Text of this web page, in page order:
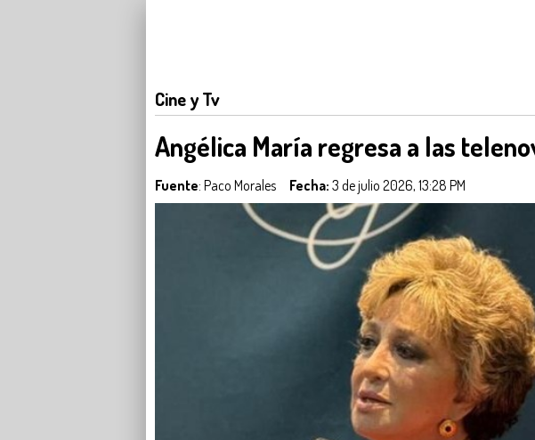
Cine y Tv
Angélica María regresa a las
Fuente: Paco Morales Fecha: 3 de julio 2026, 13:28 PM